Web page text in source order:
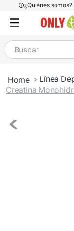
¿Quiénes somos?
Buscar
Línea
Creatina